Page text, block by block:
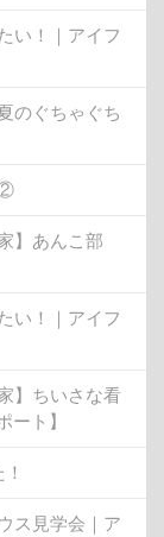
い！｜アイフ
のぐちゃぐち
②
】あんこ部
い！｜アイフ
】ちいさな看
ート】
ス見学会｜ア